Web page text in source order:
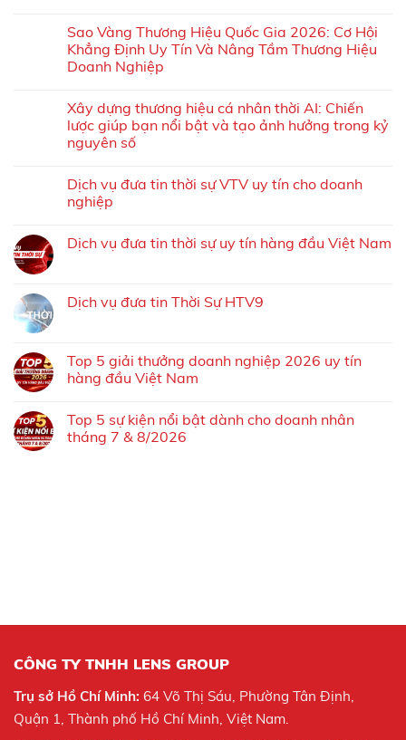
Sao Vàng Thương Hiệu Quốc Gia 2026: Cơ Hội
Khẳng Định Uy Tín Và Nâng Tầm Thương Hiệu
Doanh Nghiệp
Xây dựng thương hiệu cá nhân thời AI: Chiến
lược giúp bạn nổi bật và tạo ảnh hưởng trong kỷ
nguyên số
Dịch vụ đưa tin thời sự VTV uy tín cho doanh
nghiệp
Dịch vụ đưa tin thời sự uy tín hàng đầu Việt Nam
Dịch vụ đưa tin Thời Sự HTV9
Top 5 giải thưởng doanh nghiệp 2026 uy tín
hàng đầu Việt Nam
Top 5 sự kiện nổi bật dành cho doanh nhân
tháng 7 & 8/2026
CÔNG TY TNHH LENS GROUP
Trụ sở Hồ Chí Minh: 64 Võ Thị Sáu, Phường Tân Định,
Quận 1, Thành phố Hồ Chí Minh, Việt Nam.